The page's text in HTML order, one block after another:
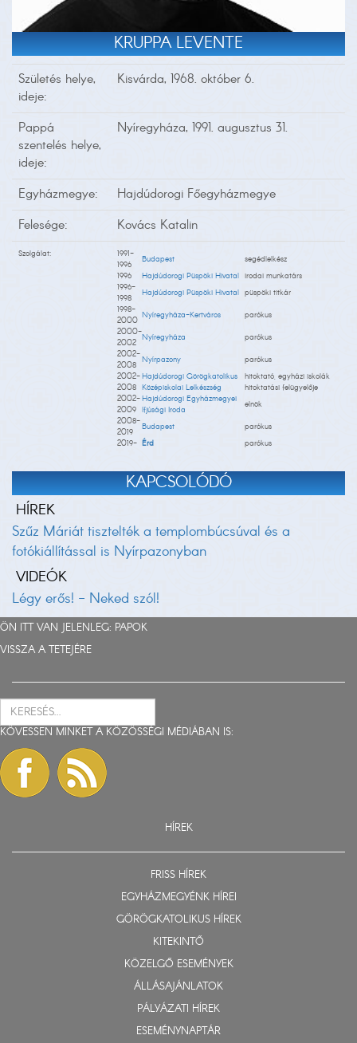
KRUPPA LEVENTE
Születés helye,
ideje:
Kisvárda, 1968. október 6.
Pappá
szentelés helye,
ideje:
Nyíregyháza, 1991. augusztus 31.
Egyházmegye:
Hajdúdorogi Főegyházmegye
Felesége:
Kovács Katalin
Szolgálat:
1991-
1996
Budapest
segédlelkész
1996
Hajdúdorogi Püspöki Hivatal irodai munkatárs
1996-
1998
Hajdúdorogi Püspöki Hivatal püspöki titkár
1998-
2000 Nyíregyháza-Kertváros
parókus
2000-
2002 Nyíregyháza
parókus
2002-
2008 Nyírpazony
parókus
2002-
2008
Hajdúdorogi Görögkatolikus
Középiskolai Lelkészség
hitoktató, egyházi iskolák
hitoktatási felügyelője
2002-
2009
Hajdúdorogi Egyházmegyei
Ifjúsági Iroda
elnök
2008-
2019
Budapest
parókus
2019- Érd parókus
KAPCSOLÓDÓ
HÍREK
Szűz Máriát tisztelték a templombúcsúval és a
fotókiállítással is Nyírpazonyban
VIDEÓK
Légy erős! - Neked szól!
ÖN ITT VAN JELENLEG: PAPOK
VISSZA A TETEJÉRE
KÖVESSEN MINKET A KÖZÖSSÉGI MÉDIÁBAN IS:
HÍREK
FRISS HÍREK
EGYHÁZMEGYÉNK HÍREI
GÖRÖGKATOLIKUS HÍREK
KITEKINTŐ
KÖZELGŐ ESEMÉNYEK
ÁLLÁSAJÁNLATOK
PÁLYÁZATI HÍREK
ESEMÉNYNAPTÁR